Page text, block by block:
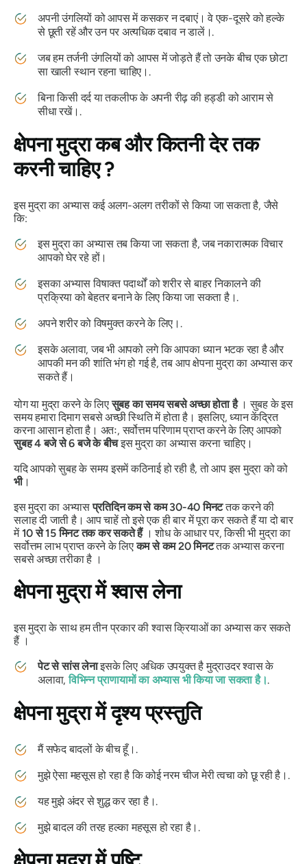
अपनी उंगलियों को आपस में कसकर न दबाएं। वे एक-दूसरे को हल्के
से छूती रहें और उन पर अत्यधिक दबाव न डालें।.
जब हम तर्जनी उंगलियों को आपस में जोड़ते हैं तो उनके बीच एक छोटा
सा खाली स्थान रहना चाहिए।.
बिना किसी दर्द या तकलीफ के अपनी रीढ़ की हड्डी को आराम से
सीधा रखें।.
क्षेपना मुद्राकब और कितनी देर तक
करनी चाहिए ?
इसमुद्रा का अभ्यास कई अलग-अलग तरीकों से किया जा सकता है, जैसे
कि:
इसमुद्रा का अभ्यास तब किया जा सकता है, जब नकारात्मक विचार
आपको घेर रहे हों।
इसका अभ्यास विषाक्त पदार्थों को शरीर से बाहर निकालने की
प्रक्रिया को बेहतर बनाने के लिए किया जा सकता है।.
अपने शरीर को विषमुक्त करने के लिए।.
इसके अलावा, जब भी आपको लगे कि आपका ध्यान भटक रहा है और
आपकी मन की शांति भंग हो गई है, तब आपक्षेपना मुद्रा काअभ्यास कर
सकते हैं।
योग यामुद्राकरने के लिएसुबह का समय सबसे अच्छा होता है। सुबह के इस
समय हमारा दिमाग सबसे अच्छी स्थिति में होता है। इसलिए, ध्यान केंद्रित
करना आसान होता है। अतः, सर्वोत्तम परिणाम प्राप्त करने के लिए आपको
सुबह 4 बजे से 6 बजे के बीचइसमुद्रा का अभ्यास करना चाहिए।
यदि आपको सुबह के समय इसमें कठिनाई हो रही है, तो आप इसमुद्रा कोको
भी।
इसमुद्रा का अभ्यासप्रतिदिन कम से कम 30-40 मिनटतक करने की
सलाह दी जाती है। आप चाहें तो इसे एक ही बार में पूरा कर सकते हैं या दो बार
में10 से 15 मिनट तक कर सकते हैं। शोध के आधार पर, किसी भीमुद्राका
सर्वोत्तम लाभ प्राप्त करने के लिएकम से कम 20 मिनटतक अभ्यास करना
सबसे अच्छा तरीका है ।
क्षेपना मुद्रामें श्वास लेना
इसमुद्राके साथ हम तीन प्रकार की श्वास क्रियाओं का अभ्यास कर सकते
हैं ।
पेट से सांस लेनाइसके लिए अधिक उपयुक्त हैमुद्राउदर श्वास के
अलावा,विभिन्नप्राणायामों काअभ्यास भी किया जा सकता है।.
क्षेपना मुद्रामें दृश्य प्रस्तुति
मैं सफेद बादलों के बीच हूँ।.
मुझे ऐसा महसूस हो रहा है कि कोई नरम चीज मेरी त्वचा को छू रही है।.
यह मुझे अंदर से शुद्ध कर रहा है।.
मुझे बादल की तरह हल्का महसूस हो रहा है।.